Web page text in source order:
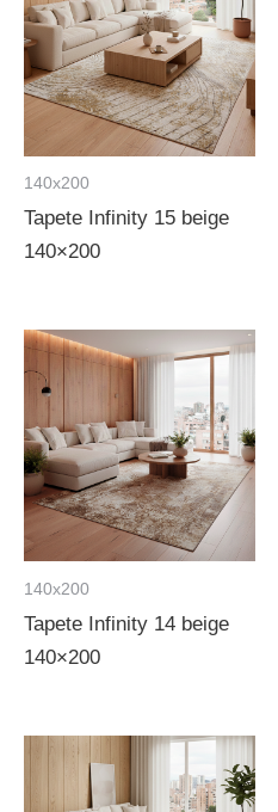
140x200
Tapete Infinity 15 beige
140×200
140x200
Tapete Infinity 14 beige
140×200